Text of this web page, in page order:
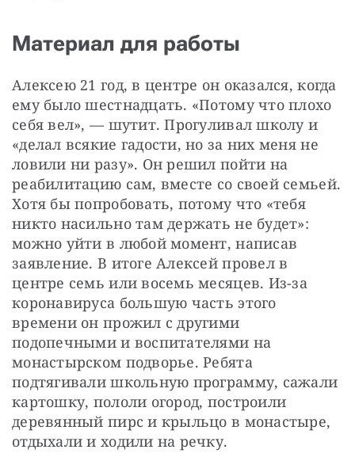
Материал для работы
Алексею 21 год, в центре он оказался, когда
ему было шестнадцать. «Потому что плохо
себя вел», — шутит. Прогуливал школу и
«делал всякие гадости, но за них меня не
ловили ни разу». Он решил пойти на
реабилитацию сам, вместе со своей семьей.
Хотя бы попробовать, потому что «тебя
никто насильно там держать не будет»:
можно уйти в любой момент, написав
заявление. В итоге Алексей провел в
центре семь или восемь месяцев. Из-за
коронавируса большую часть этого
времени он прожил с другими
подопечными и воспитателями на
монастырском подворье. Ребята
подтягивали школьную программу, сажали
картошку, пололи огород, построили
деревянный пирс и крыльцо в монастыре,
отдыхали и ходили на речку.